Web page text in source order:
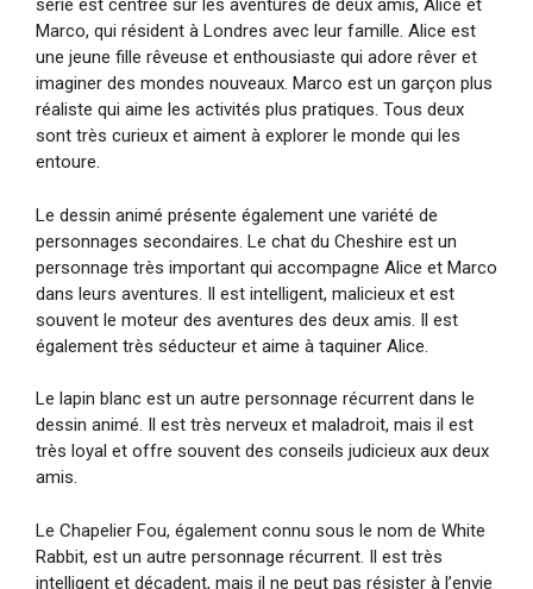
série est centrée sur les aventures de deux amis, Alice et
Marco, qui résident à Londres avec leur famille. Alice est
une jeune fille rêveuse et enthousiaste qui adore rêver et
imaginer des mondes nouveaux. Marco est un garçon plus
réaliste qui aime les activités plus pratiques. Tous deux
sont très curieux et aiment à explorer le monde qui les
entoure.
Le dessin animé présente également une variété de
personnages secondaires. Le chat du Cheshire est un
personnage très important qui accompagne Alice et Marco
dans leurs aventures. Il est intelligent, malicieux et est
souvent le moteur des aventures des deux amis. Il est
également très séducteur et aime à taquiner Alice.
Le lapin blanc est un autre personnage récurrent dans le
dessin animé. Il est très nerveux et maladroit, mais il est
très loyal et offre souvent des conseils judicieux aux deux
amis.
Le Chapelier Fou, également connu sous le nom de White
Rabbit, est un autre personnage récurrent. Il est très
intelligent et décadent, mais il ne peut pas résister à l’envie